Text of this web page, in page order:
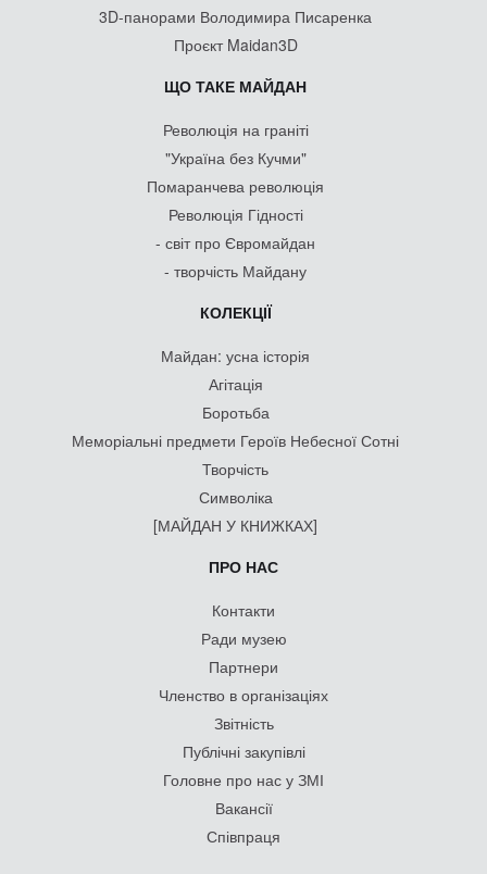
3D-панорами Володимира Писаренка
Проєкт Maidan3D
ЩО ТАКЕ МАЙДАН
Революція на граніті
"Україна без Кучми"
Помаранчева революція
Революція Гідності
- світ про Євромайдан
- творчість Майдану
КОЛЕКЦІЇ
Майдан: усна історія
Агітація
Боротьба
Меморіальні предмети Героїв Небесної Сотні
Творчість
Символіка
[МАЙДАН У КНИЖКАХ]
ПРО НАС
Контакти
Ради музею
Партнери
Членство в організаціях
Звітність
Публічні закупівлі
Головне про нас у ЗМІ
Вакансії
Співпраця